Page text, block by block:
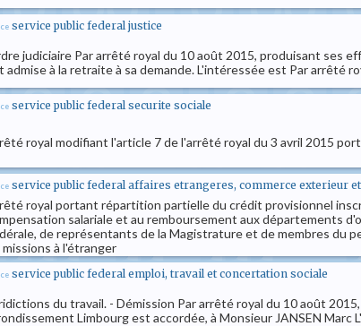
service public federal justice
judiciaire Par arrêté royal du 10 août 2015, produisant ses
admise à la retraite à sa demande. L'intéressée est Par arrêté
service public federal securite sociale
royal modifiant l'article 7 de l'arrêté royal du 3 avril 2015
service public federal affaires etrangeres, commerce exterieur
royal portant répartition partielle du crédit provisionnel
salariale et au remboursement aux départements
de représentants de la Magistrature et de membres du
missions à l'étranger
service public federal emploi, travail et concertation sociale
du travail. - Démission Par arrêté royal du 10 août
Limbourg est accordée, à Monsieur JANSEN